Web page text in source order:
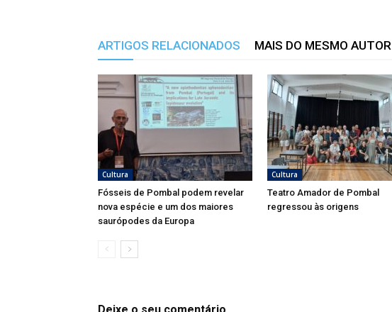
ARTIGOS RELACIONADOS MAIS DO MESMO AUTOR
Cultura
Fósseis de Pombal podem revelar
nova espécie e um dos maiores
saurópodes da Europa
Cultura
Teatro Amador de Pombal
regressou às origens